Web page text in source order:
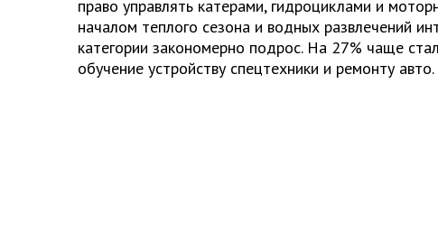
право управлять катерами, гидроциклами и
началом теплого сезона и водных развлечений
категории закономерно подрос. На 27% чаще
обучение устройству спецтехники и ремонту авто.